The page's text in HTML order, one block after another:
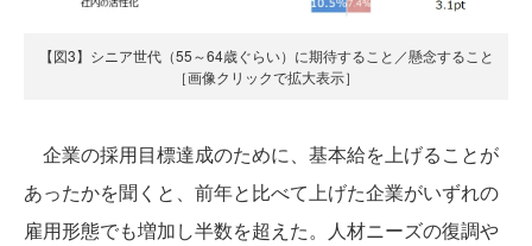
【図3】シニア世代（55～64歳ぐらい）に期待すること／懸念すること
［画像クリックで拡大表示］
企業の採用目標達成のために、基本給を上げることが
あったかを聞くと、前年と比べて上げた企業がいずれの
雇用形態でも増加し半数を超えた。人材ニーズの復調や